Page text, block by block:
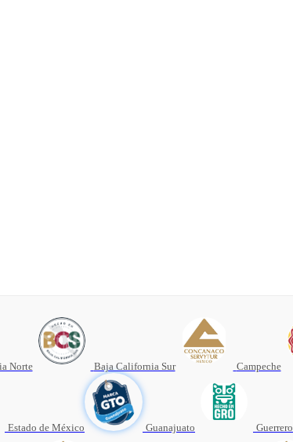
Norte Baja California Sur Campeche
Estado de México Guanajuato Guerrero